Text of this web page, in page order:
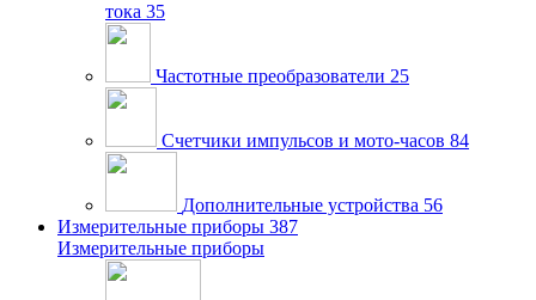
тока 35
Частотные преобразователи 25
Счетчики импульсов и мото-часов 84
Дополнительные устройства 56
Измерительные приборы 387
Измерительные приборы